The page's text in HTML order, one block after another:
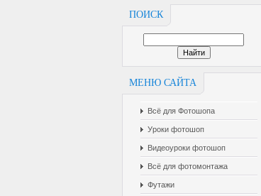
ПОИСК
МЕНЮ САЙТА
Всё для Фотошопа
Уроки фотошоп
Видеоуроки фотошоп
Всё для фотомонтажа
Футажи